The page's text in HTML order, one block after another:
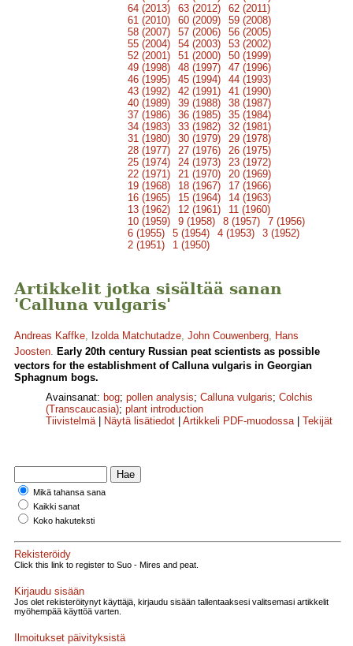
64 (2013)
63 (2012)
62 (2011)
61 (2010)
60 (2009)
59 (2008)
58 (2007)
57 (2006)
56 (2005)
55 (2004)
54 (2003)
53 (2002)
52 (2001)
51 (2000)
50 (1999)
49 (1998)
48 (1997)
47 (1996)
46 (1995)
45 (1994)
44 (1993)
43 (1992)
42 (1991)
41 (1990)
40 (1989)
39 (1988)
38 (1987)
37 (1986)
36 (1985)
35 (1984)
34 (1983)
33 (1982)
32 (1981)
31 (1980)
30 (1979)
29 (1978)
28 (1977)
27 (1976)
26 (1975)
25 (1974)
24 (1973)
23 (1972)
22 (1971)
21 (1970)
20 (1969)
19 (1968)
18 (1967)
17 (1966)
16 (1965)
15 (1964)
14 (1963)
13 (1962)
12 (1961)
11 (1960)
10 (1959)
9 (1958) 8 (1957)
7 (1956)
6 (1955)
5 (1954) 4 (1953)
3 (1952)
2 (1951)
1 (1950)
Artikkelit jotka sisältää sanan
'Calluna vulgaris'
Andreas Kaffke, Izolda Matchutadze, John Couwenberg, Hans
Joosten. Early 20th century Russian peat scientists as possible
vectors for the establishment of Calluna vulgaris in Georgian
Sphagnum bogs.
Avainsanat: bog; pollen analysis; Calluna vulgaris; Colchis
(Transcaucasia); plant introduction
Tiivistelmä| Näytä lisätiedot Artikkeli PDF-muodossa| Tekijät
Mikä tahansa sana
Kaikki sanat
Koko hakuteksti
Rekisteröidy
Click this link to register to Suo - Mires and peat.
Kirjaudu sisään
Jos olet rekisteröitynyt käyttäjä, kirjaudu sisään tallentaaksesi valitsemasi artikkelit
myöhempää käyttöä varten.
Ilmoitukset päivityksistä